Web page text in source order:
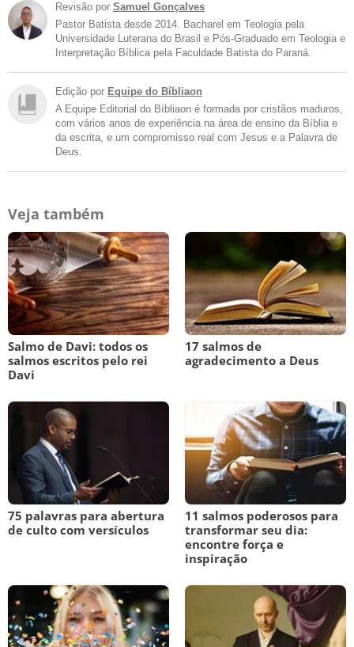
Revisão por Samuel Gonçalves
Pastor Batista desde 2014. Bacharel em Teologia pela
Universidade Luterana do Brasil e Pós-Graduado em Teologia e
Interpretação Bíblica pela Faculdade Batista do Paraná.
Edição por Equipe do Bíbliaon
A Equipe Editorial do Bíbliaon é formada por cristãos maduros,
com vários anos de experiência na área de ensino da Bíblia e
da escrita, e um compromisso real com Jesus e a Palavra de
Deus.
Veja também
Salmo de Davi: todos os
salmos escritos pelo rei
Davi
17 salmos de
agradecimento a Deus
75 palavras para abertura
de culto com versículos
11 salmos poderosos para
transformar seu dia:
encontre força e
inspiração